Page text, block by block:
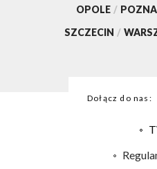
OPOLE /
SZCZECIN /
Dołącz do nas: